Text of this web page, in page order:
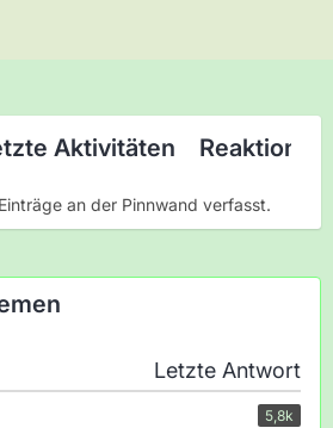
Aktivitäten Reaktionen
an der Pinnwand verfasst.
Letzte Antwort
5,8k